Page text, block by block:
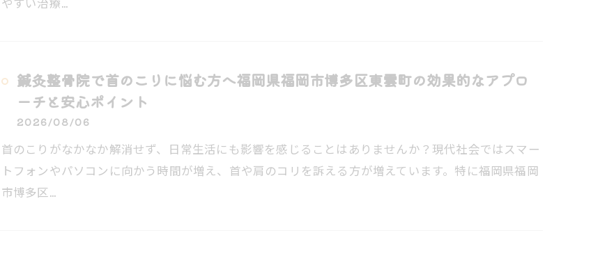
鍼灸整骨院で首のこりに悩む方へ福岡県福岡市博多区東雲町の効果的なアプロ
ーチと安心ポイント
2026/08/06
首のこりがなかなか解消せず、日常生活にも影響を感じることはありませんか？現代社会ではスマー
トフォンやパソコンに向かう時間が増え、首や肩のコリを訴える方が増えています。特に福岡県福岡
市博多区…